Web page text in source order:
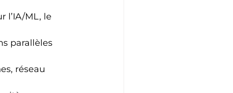
l’IA/ML, le
parallèles
réseau